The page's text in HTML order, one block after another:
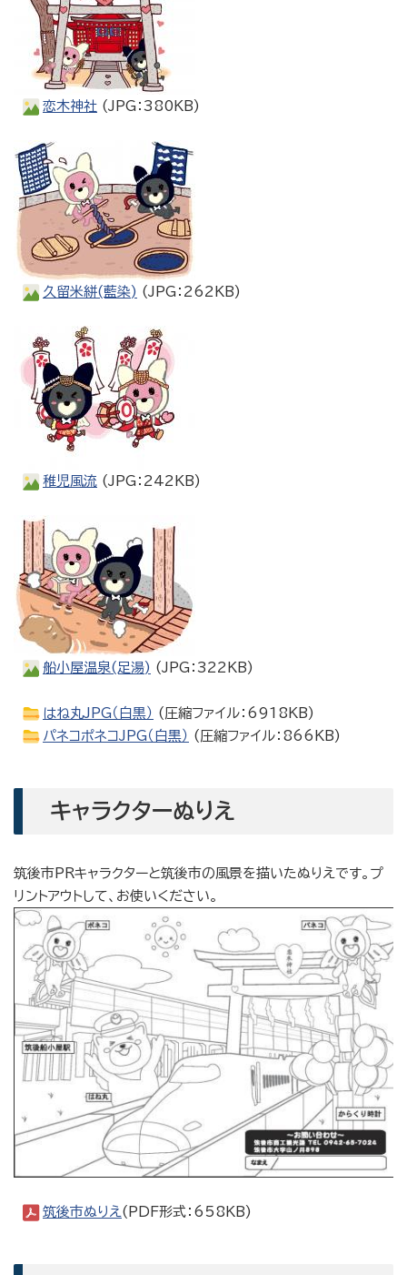
恋木神社 (JPG：380KB)
久留米絣(藍染) (JPG：262KB)
稚児風流 (JPG：242KB)
船小屋温泉(足湯) (JPG：322KB)
はね丸JPG（白黒） (圧縮ファイル：6918KB)
パネコポネコJPG（白黒） (圧縮ファイル：866KB)
キャラクターぬりえ
筑後市PRキャラクターと筑後市の風景を描いたぬりえです。プ
リントアウトして、お使いください。
筑後市ぬりえ (PDF形式：658KB)